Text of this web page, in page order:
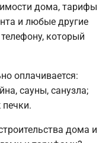
дома, тарифы
и любые другие
который
оплачивается:
сауны, санузла;
дома и